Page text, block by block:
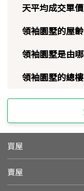
天平均成交單
領袖園墅的屋
領袖園墅是由
領袖園墅的總
買屋
賣屋